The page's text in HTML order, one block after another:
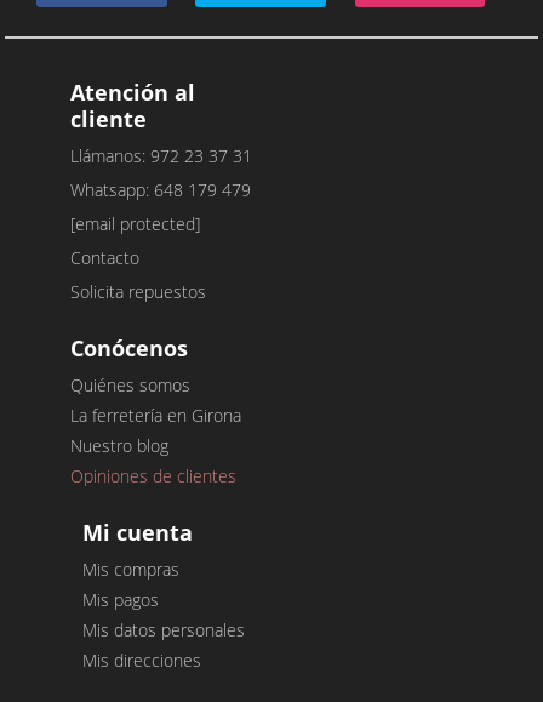
Atención al
cliente
Llámanos: 972 23 37 31
Whatsapp: 648 179 479
[email protected]
Contacto
Solicita repuestos
Conócenos
Quiénes somos
La ferretería en Girona
Nuestro blog
Opiniones de clientes
Mi cuenta
Mis compras
Mis pagos
Mis datos personales
Mis direcciones